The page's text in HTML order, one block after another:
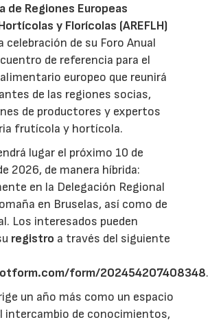
de Regiones Europeas
y Florícolas (AREFLH)
celebración de su Foro Anual
de referencia para el
europeo que reunirá
de las regiones socias,
de productores y expertos
frutícola y hortícola.
lugar el próximo 10 de
2026, de manera híbrida:
en la Delegación Regional
en Bruselas, así como de
Los interesados pueden
registro a través del siguiente
form/202454207408348.
un año más como un espacio
intercambio de conocimientos,